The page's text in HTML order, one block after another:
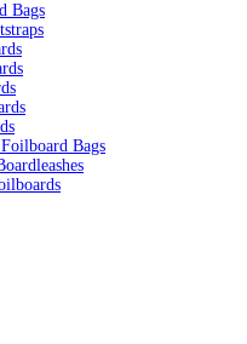
Bags
Bags